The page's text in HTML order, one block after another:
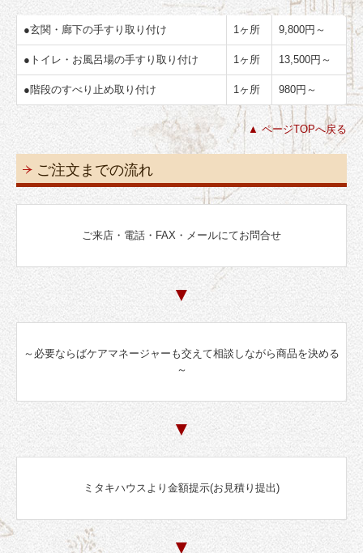
●玄関・廊下の手すり取り付け 1ヶ所 9,800円～
● トイレ・お風呂場の手すり取り付け 1ヶ所 13,500円～
●階段のすべり止め取り付け 1ヶ所 980円～
▲ ページTOPへ戻る
ご注文までの流れ
ご来店・電話・FAX・メールにてお問合せ
▼
～必要ならばケアマネージャーも交えて相談しながら商品を決める
～
▼
ミタキハウスより金額提示(お見積り提出)
▼